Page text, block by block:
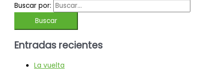
Buscar por:
Entradas recientes
La vuelta